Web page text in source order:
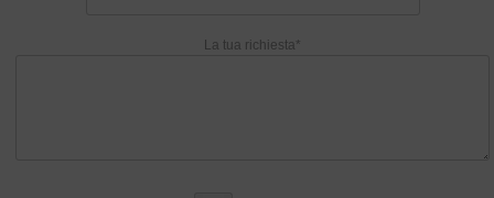
La tua richiesta*